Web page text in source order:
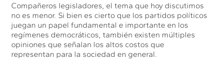
Compañeros legisladores, el tema que hoy discutimos
no es menor. Si bien es cierto que los partidos políticos
juegan un papel fundamental e importante en los
regímenes democráticos, también existen múltiples
opiniones que señalan los altos costos que
representan para la sociedad en general.